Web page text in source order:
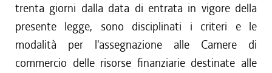
trenta giorni dalla data di entrata in vigore della
presente legge, sono disciplinati i criteri e le
modalità per l'assegnazione alle Camere di
commercio delle risorse finanziarie destinate alle